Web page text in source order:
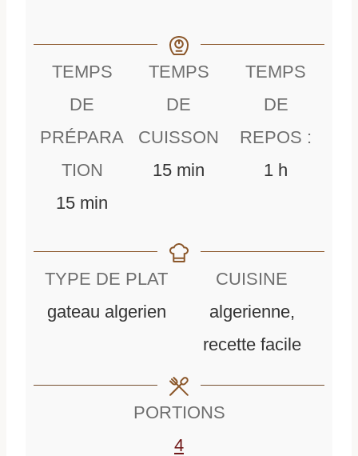
TEMPS
DE
PRÉPARA
TION
15mmin
TEMPS
DE
CUISSON
15m
u
min
TEMPS
DE
REPOS :
1 h
h
TYPE DE PLAT
gateau algerien
CUISINE
algerienne,
recette facile
PORTIONS
4